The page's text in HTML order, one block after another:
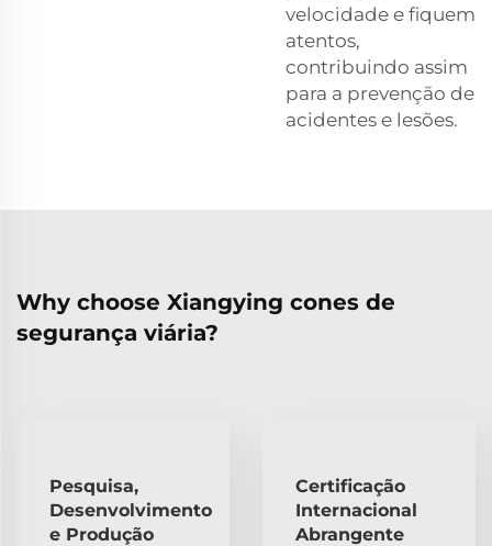
velocidade e fiquem
atentos,
contribuindo assim
para a prevenção de
acidentes e lesões.
Why choose Xiangying cones de
segurança viária?
Pesquisa,
Desenvolvimento
e Produção
Certificação
Internacional
Abrangente